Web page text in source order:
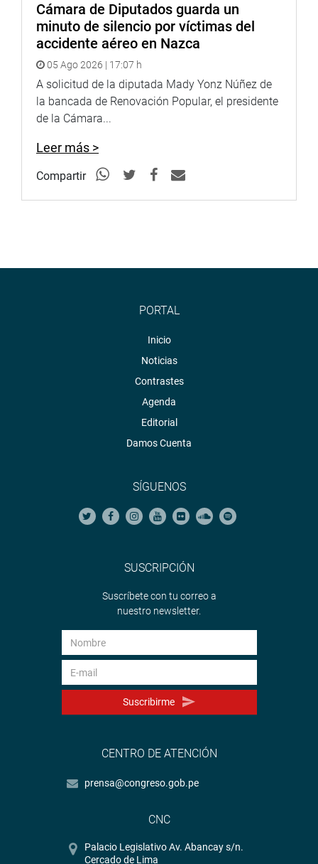
Cámara de Diputados guarda un
minuto de silencio por víctimas del
accidente aéreo en Nazca
05 Ago 2026 | 17:07 h
A solicitud de la diputada Mady Yonz Núñez de
la bancada de Renovación Popular, el presidente
de la Cámara...
Leer más >
Compartir
PORTAL
Inicio
Noticias
Contrastes
Agenda
Editorial
Damos Cuenta
SÍGUENOS
SUSCRIPCIÓN
Suscríbete con tu correo a
nuestro newsletter.
Suscribirme
CENTRO DE ATENCIÓN
prensa@congreso.gob.pe
CNC
Palacio Legislativo Av. Abancay s/n.
Cercado de Lima